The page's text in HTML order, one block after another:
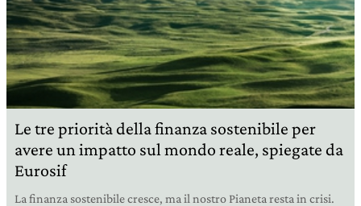
Le tre priorità della finanza sostenibile per
avere un impatto sul mondo reale, spiegate da
Eurosif
La finanza sostenibile cresce, ma il nostro Pianeta resta in crisi.